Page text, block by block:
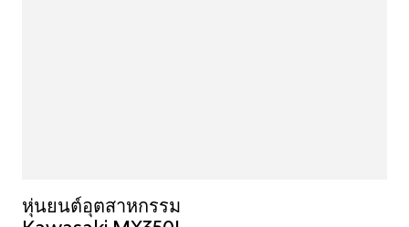
หุ่นยนต์อุตสาหกรรม